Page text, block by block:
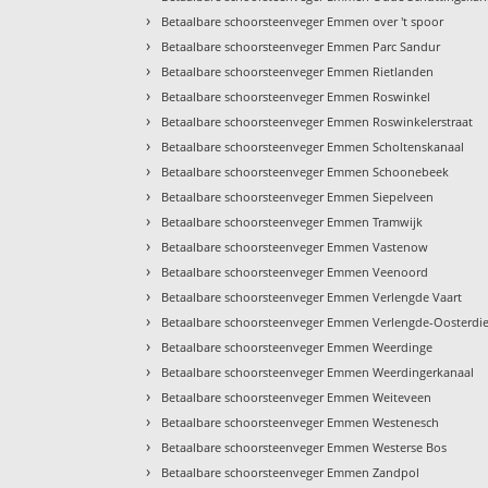
› Betaalbare schoorsteenveger Emmen over 't spoor
› Betaalbare schoorsteenveger Emmen Parc Sandur
› Betaalbare schoorsteenveger Emmen Rietlanden
› Betaalbare schoorsteenveger Emmen Roswinkel
› Betaalbare schoorsteenveger Emmen Roswinkelerstraat
› Betaalbare schoorsteenveger Emmen Scholtenskanaal
› Betaalbare schoorsteenveger Emmen Schoonebeek
› Betaalbare schoorsteenveger Emmen Siepelveen
› Betaalbare schoorsteenveger Emmen Tramwijk
› Betaalbare schoorsteenveger Emmen Vastenow
› Betaalbare schoorsteenveger Emmen Veenoord
› Betaalbare schoorsteenveger Emmen Verlengde Vaart
› Betaalbare schoorsteenveger Emmen Verlengde-
› Betaalbare schoorsteenveger Emmen Weerdinge
› Betaalbare schoorsteenveger Emmen Weerdingerkanaal
› Betaalbare schoorsteenveger Emmen Weiteveen
› Betaalbare schoorsteenveger Emmen Westenesch
› Betaalbare schoorsteenveger Emmen Westerse Bos
› Betaalbare schoorsteenveger Emmen Zandpol